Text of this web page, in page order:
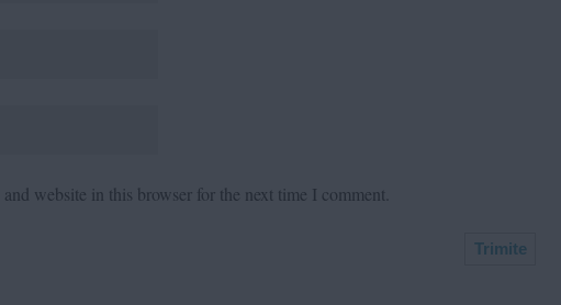
website in this browser for the next time I comment.